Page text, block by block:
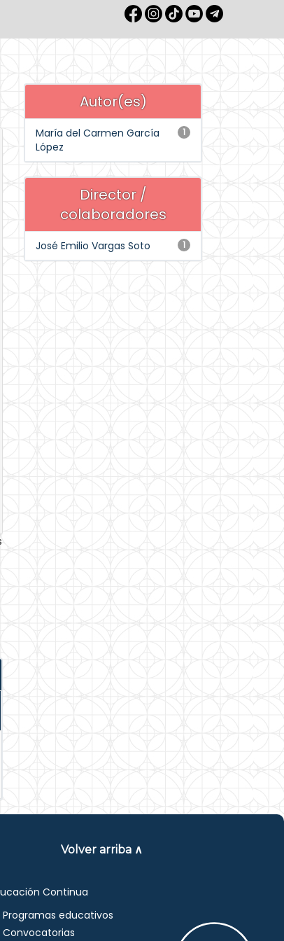
Autor(es)
1
María del Carmen García
López
Director /
colaboradores
1
José Emilio Vargas Soto
Volver arriba ∧
Continua
Programas educativos
Convocatorias